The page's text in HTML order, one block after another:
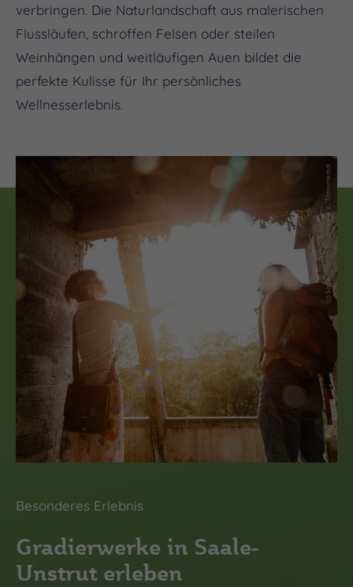
verbringen. Die Naturlandschaft aus malerischen
Flussläufen, schroffen Felsen oder steilen
Weinhängen und weitläufigen Auen bildet die
perfekte Kulisse für Ihr persönliches
Wellnesserlebnis.
(c) Saale-Unstrut-Tourismus-e.V., Transmedial
Besonderes Erlebnis
Gradierwerke in Saale-
Unstrut erleben